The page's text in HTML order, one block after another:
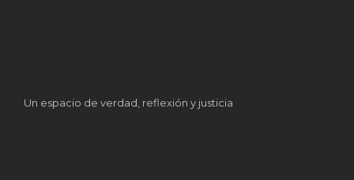
Un espacio de verdad, reflexión y justicia